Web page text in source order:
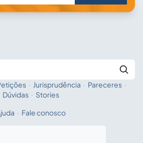
Fale com a IA
· Jurisprudência · Pareceres ·
Dúvidas · Stories
· Fale conosco